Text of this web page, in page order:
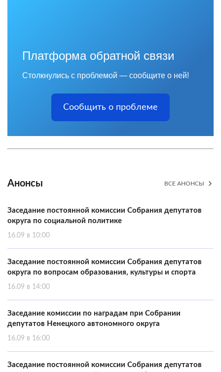
Платформа обратной связи
Столкнулись с проблемой — сообщите о ней!
Сообщить о проблеме
Анонсы ВСЕ АНОНСЫ
Заседание постоянной комиссии Собрания депутатов
округа по социальной политике
16.09 в 10:00
Заседание постоянной комиссии Собрания депутатов
округа по вопросам образования, культуры и спорта
16.09 в 14:00
Заседание комиссии по наградам при Собрании
депутатов Ненецкого автономного округа
16.09 в 16:00
Заседание постоянной комиссии Собрания депутатов